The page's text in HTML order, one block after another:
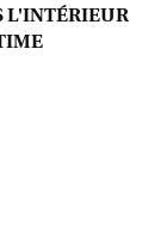
L'INTÉRIEUR